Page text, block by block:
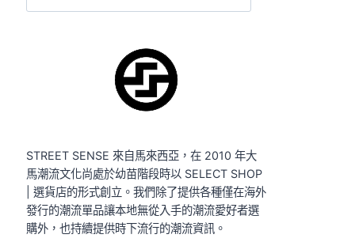
尋
STREET SENSE 來自馬來西亞，在 2010 年大
馬潮流文化尚處於幼苗階段時以 SELECT SHOP
| 選貨店的形式創立。我們除了提供各種僅在海外
發行的潮流單品讓本地無從入手的潮流愛好者選
購外，也持續提供時下流行的潮流資訊。